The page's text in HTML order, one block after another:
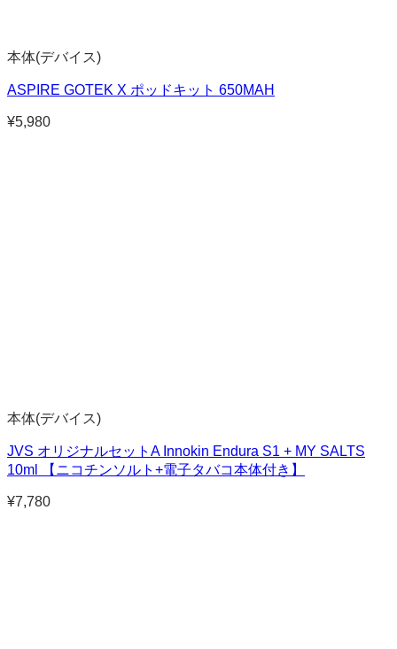
本体(デバイス)
ASPIRE GOTEK X ポッドキット 650MAH
¥5,980
本体(デバイス)
JVS オリジナルセットA Innokin Endura S1 + MY SALTS
10ml 【ニコチンソルト+電子タバコ本体付き】
¥7,780